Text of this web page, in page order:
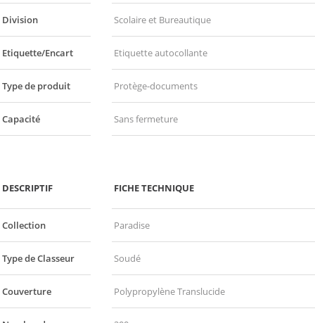
Division Scolaire et Bureautique
Etiquette/Encart Etiquette autocollante
Type de produit Protège-documents
Capacité Sans fermeture
DESCRIPTIF FICHE TECHNIQUE
Collection Paradise
Type de Classeur Soudé
Couverture Polypropylène Translucide